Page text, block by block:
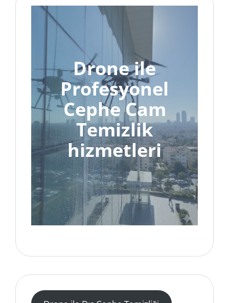
Drone ile
Profesyonel
Cephe Cam
Temizlik
hizmetleri